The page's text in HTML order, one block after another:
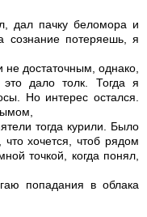
дал пачку беломора и
сознание потеряешь, я
достаточным, однако,
дало толк. Тогда я
Но интерес остался.
тогда курили. Было
хочется, чтоб рядом
точкой, когда понял,
попадания в облака